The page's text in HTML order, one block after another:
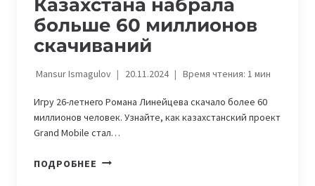
Казахстана набрала
больше 60 миллионов
скачиваний
Mansur Ismagulov 20.11.2024 Время чтения: 1мин
Игру 26-летнего Романа Линейцева скачало более 60
миллионов человек. Узнайте, как казахстанский проект
Grand Mobile стал…
ПОДРОБНЕЕ КАК